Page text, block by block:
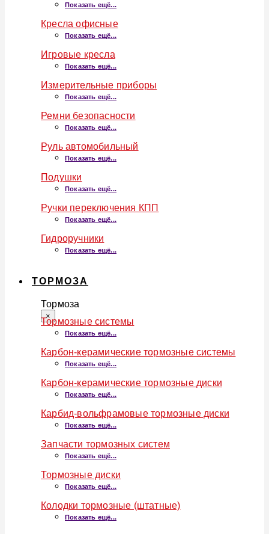
Показать ещё...
Кресла офисные
Показать ещё...
Игровые кресла
Показать ещё...
Измерительные приборы
Показать ещё...
Ремни безопасности
Показать ещё...
Руль автомобильный
Показать ещё...
Подушки
Показать ещё...
Ручки переключения КПП
Показать ещё...
Гидроручники
Показать ещё...
ТОРМОЗА
Тормоза
×
Тормозные системы
Показать ещё...
Карбон-керамические тормозные системы
Показать ещё...
Карбон-керамические тормозные диски
Показать ещё...
Карбид-вольфрамовые тормозные диски
Показать ещё...
Запчасти тормозных систем
Показать ещё...
Тормозные диски
Показать ещё...
Колодки тормозные (штатные)
Показать ещё...